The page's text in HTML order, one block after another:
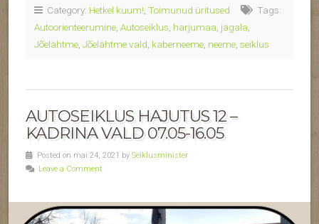
Category: Hetkel kuum! Toimunud üritused
Tags:
Autoorienteerumine Autoseiklus harjumaa jägala
Jõelähtme Jõelähtme vald kaberneeme neeme seiklus
AUTOSEIKLUS HAJUTUS 12 –
KADRINA VALD 07.05-16.05
Posted on mai 24, 2021 by Seiklusminister
Leave a Comment